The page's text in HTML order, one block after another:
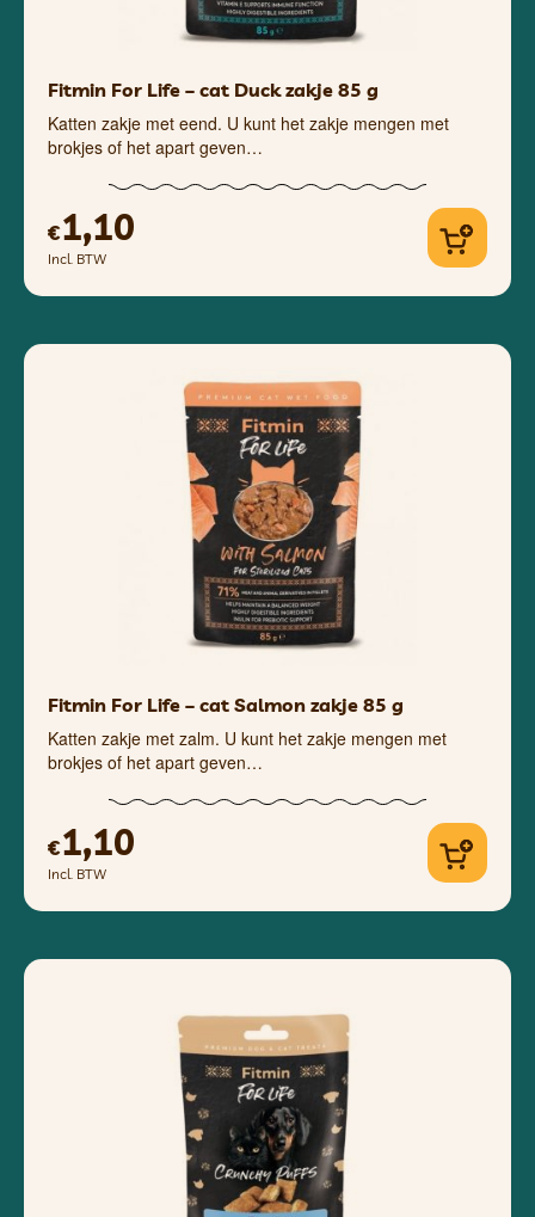
Fitmin For Life – cat Duck zakje 85 g
Katten zakje met eend. U kunt het zakje mengen met
brokjes of het apart geven…
€1,10
Incl. BTW
Fitmin For Life – cat Salmon zakje 85 g
Katten zakje met zalm. U kunt het zakje mengen met
brokjes of het apart geven…
€1,10
Incl. BTW